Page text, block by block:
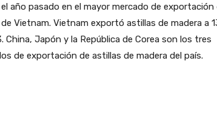
año pasado en el mayor mercado de exportación
Vietnam. Vietnam exportó astillas de madera a
China, Japón y la República de Corea son los tres
de exportación de astillas de madera del país.